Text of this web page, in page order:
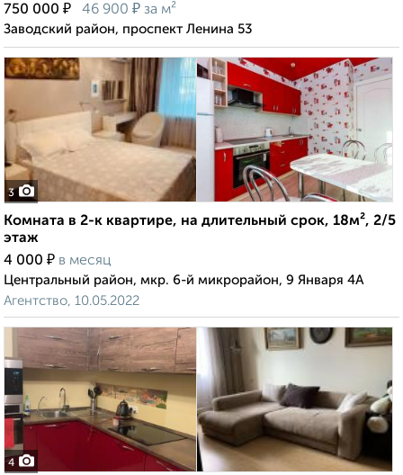
750 000 ₽ 46 900 ₽ за м²
Заводский район, проспект Ленина 53
3
Комната в 2-к квартире, на длительный срок, 18м², 2/5
этаж
4 000 ₽ в месяц
Центральный район, мкр. 6-й микрорайон, 9 Января 4А
Агентство, 10.05.2022
4